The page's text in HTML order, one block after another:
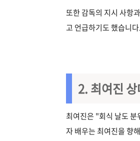
또한 감독의 지시 사항
고 언급하기도 했습니다.
2. 최여진
최여진은 "회식 날도
자 배우는 최여진을 향